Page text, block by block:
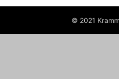
© 2021